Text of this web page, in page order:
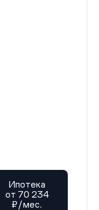
Ипотека
от 70 234
₽/мес.